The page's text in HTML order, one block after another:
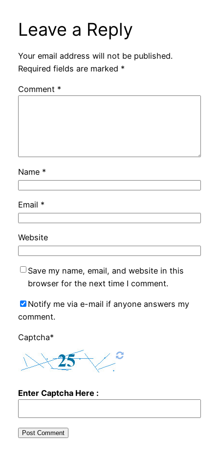
Leave a Reply
Your email address will not be published.
Required fields are marked *
Comment *
Name *
Email *
Website
Save my name, email, and website in this
browser for the next time I comment.
Notify me via e-mail if anyone answers my
comment.
Captcha*
Enter Captcha Here :